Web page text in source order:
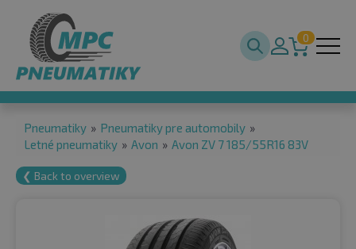
0
Pneumatiky » Pneumatiky pre automobily »
Letné pneumatiky » Avon » Avon ZV 7 185/55R16 83V
❮ Back to overview